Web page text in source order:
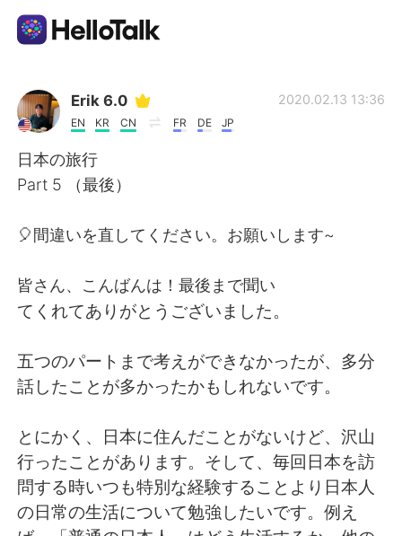
Language Exchange App
AI Grammar Checker
English
Español العربية
Français Deutsch
Русский ไทย
Indonesia Italiano
Erik 6.0
EN KR CN FR DE JP
2020.02.13 13:36
日本の旅行
Part 5 （最後）
🎈間違いを直してください。お願いします~
皆さん、こんばんは！最後まで聞い
てくれてありがとうございました。
五つのパートまで考えができなかったが、多分
話したことが多かったかもしれないです。
とにかく、日本に住んだことがないけど、沢山
行ったことがあります。そして、毎回日本を訪
問する時いつも特別な経験することより日本人
の日常の生活について勉強したいです。例え